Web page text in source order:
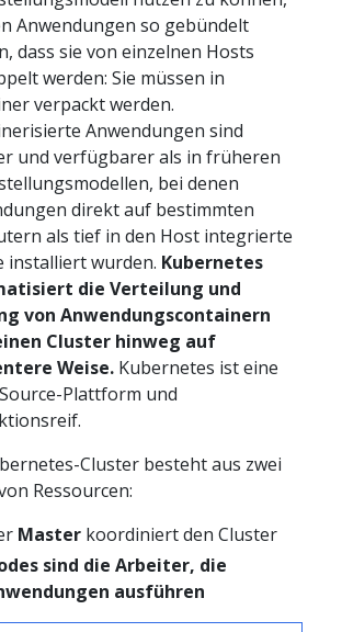
Anwendungen so gebündelt
dass sie von einzelnen Hosts
werden: Sie müssen in
verpackt werden.
Anwendungen sind
und verfügbarer als in früheren
bei denen
direkt auf bestimmten
als tief in den Host integrierte
installiert wurden. Kubernetes
die Verteilung und
von Anwendungscontainern
Cluster hinweg auf
Weise. Kubernetes ist eine
Plattform und
Cluster besteht aus zwei
Ressourcen:
Master koordiniert den Cluster
sind die Arbeiter, die
ausführen